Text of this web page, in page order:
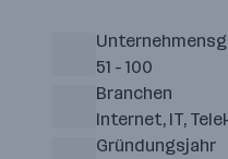
51 - 100
Branchen
Internet, IT,
Gründungsjahr